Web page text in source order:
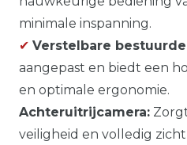
minimale inspanning.
✔ Verstelbare
aangepast en biedt een
en optimale ergonomie.
Achteruitrijcamera:
veiligheid en volledig